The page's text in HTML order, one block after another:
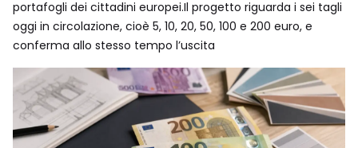
portafogli dei cittadini europei.Il progetto riguarda i sei tagli
oggi in circolazione, cioè 5, 10, 20, 50, 100 e 200 euro, e
conferma allo stesso tempo l’uscita